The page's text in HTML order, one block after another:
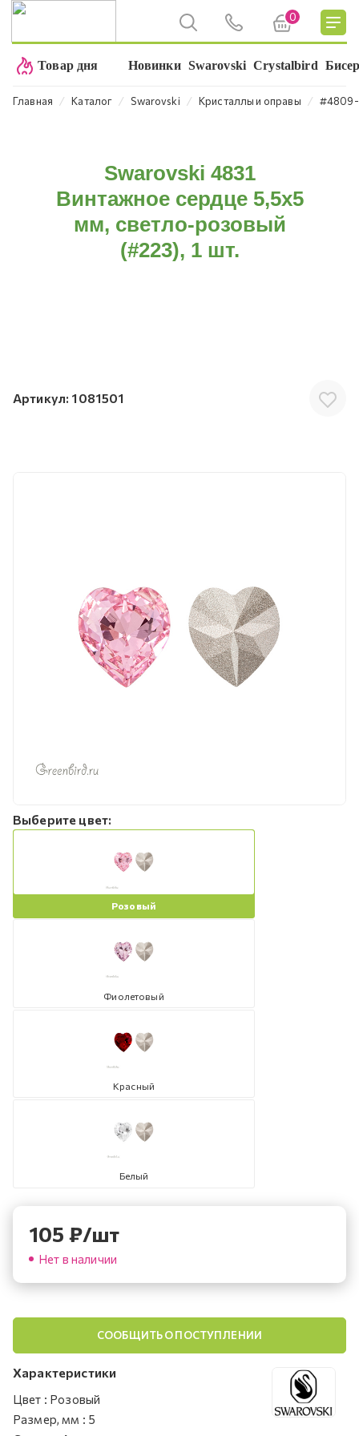
0
Товар дня Новинки Swarovski Crystalbird
Главная ⁄ Каталог ⁄ Swarovski ⁄ Кристаллы и оправы ⁄ #4809-
Swarovski 4831
Винтажное сердце 5,5x5
мм, светло-розовый
(#223), 1 шт.
Артикул: 1081501
Выберите цвет:
Розовый
Фиолетовый
Красный
Белый
105 ₽/шт
Нет в наличии
СООБЩИТЬ О ПОСТУПЛЕНИИ
Характеристики
Цвет : Розовый
Размер, мм : 5